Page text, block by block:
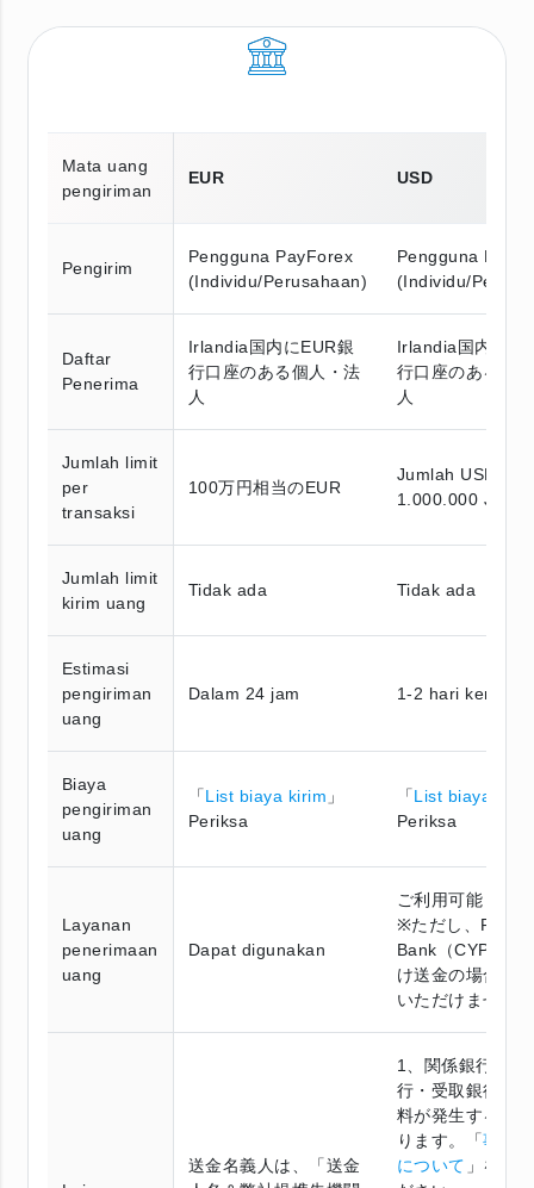
Mata uang
pengiriman
EUR USD
Pengirim
Pengguna PayForex
(Individu/Perusahaan)
Pengguna
(Individu/
Daftar
Penerima
Irlandia国内にEUR銀
行口座のある個人・法
人
Irlandia国内に
行口座のある個
人
Jumlah limit
per
transaksi
100万円相当のEUR
Jumlah USD
1.000.000 JPY
Jumlah limit
kirim uang
Tidak ada Tidak ada
Estimasi
pengiriman
uang
Dalam 24 jam 1-2 hari kerja
Biaya
pengiriman
uang
「List biaya kirim 」
Periksa
「List biaya
Periksa
Layanan
penerimaan
uang
Dapat digunakan
ご利用可能
※ただし、FBME
Bank（CYPRUS
け送金の場合は
いただけません。
送金名義人は、「送金
1、関係銀行（中
行・受取銀行）
料が発生する場
ります。「事務
について 」をご